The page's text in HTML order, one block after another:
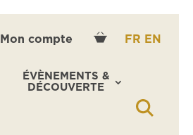
Mon compte FR EN
ÉVÈNEMENTS &
DÉCOUVERTE